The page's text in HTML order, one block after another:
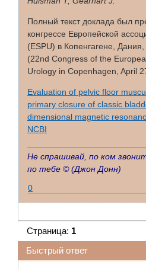
Полный текст доклада был
конгрессе Европейской
(ESPU) в Копенгагене,
(22nd Congress of the
Urology in Copenhagen, April
Evaluation of pelvic floor
primary closure of classic
dimensional magnetic
NCBI
Не спрашивай, по ком
по тебе © (Джон Донн)
0
Страница: 1
Быстрый ответ